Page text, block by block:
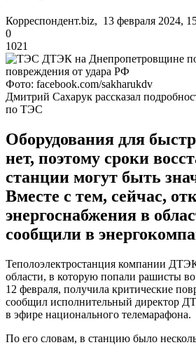
Корреспондент.biz, 13 февраля 2024,
0
1021
Фото: facebook.com/sakharukdv
Дмитрий Сахарук рассказал
по ТЭС
Оборудования для
нет, поэтому сроки
станции могут быть
Вместе с тем, сейчас,
энергоснабжения в
сообщили в
Теполоэлектростанция компании
области, в которую попали рашисты
12 февраля, получила критические
сообщил исполнительный директор
в эфире национального телемарафона.
По его словам, в станцию было